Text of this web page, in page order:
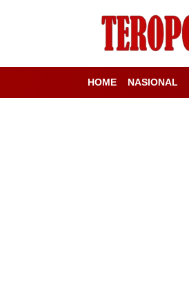
HOME NASIONAL